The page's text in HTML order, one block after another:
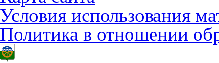
Условия использования
Политика в отношении